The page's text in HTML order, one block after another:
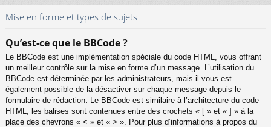
Mise en forme et types de sujets
Qu’est-ce que le BBCode ?
Le BBCode est une implémentation spéciale du code HTML, vous offrant
un meilleur contrôle sur la mise en forme d’un message. L’utilisation du
BBCode est déterminée par les administrateurs, mais il vous est
également possible de la désactiver sur chaque message depuis le
formulaire de rédaction. Le BBCode est similaire à l’architecture du code
HTML, les balises sont contenues entre des crochets « [ » et « ] » à la
place des chevrons « < » et « > ». Pour plus d’informations à propos du